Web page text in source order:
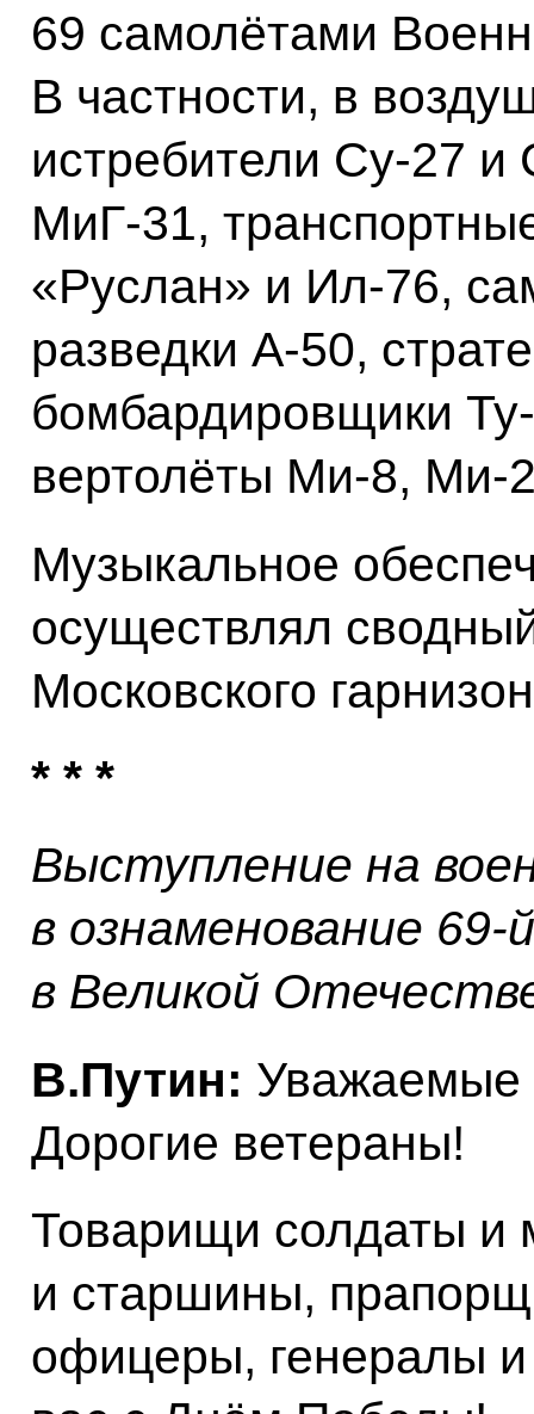
69 самолётами
В частности, в
истребители Су‑27 и
МиГ‑31,
«Руслан» и Ил‑76,
разведки А‑50,
бомбардировщики
вертолёты Ми‑8,
Музыкальное
осуществлял
Московского
* * *
Выступление на
в ознаменование
в Великой
В.Путин: Уважаемые
Дорогие ветераны!
Товарищи солдаты и
и старшины,
офицеры, генералы